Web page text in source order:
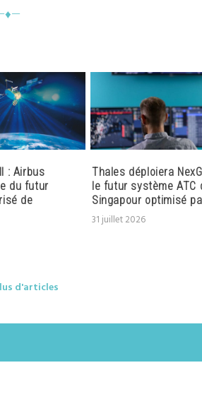
: Airbus
du futur
de
Thales déploiera
le futur système ATC
Singapour optimisé
31 juillet 2026
d'articles